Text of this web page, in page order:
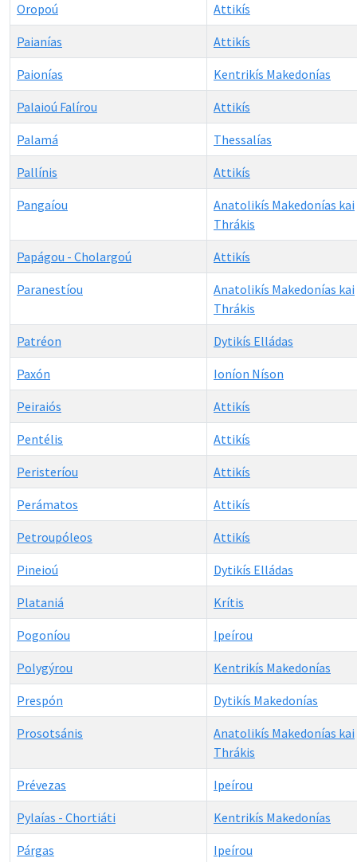
Oropoú Attikís
Paianías Attikís
Paionías Kentrikís Makedonías
Palaioú Falírou Attikís
Palamá Thessalías
Pallínis Attikís
Pangaíou
Anatolikís Makedonías kai
Thrákis
Papágou - Cholargoú Attikís
Paranestíou
Anatolikís Makedonías kai
Thrákis
Patréon Dytikís Elládas
Paxón Ioníon Níson
Peiraiós Attikís
Pentélis Attikís
Peristeríou Attikís
Perámatos Attikís
Petroupóleos Attikís
Pineioú Dytikís Elládas
Plataniá Krítis
Pogoníou Ipeírou
Polygýrou Kentrikís Makedonías
Prespón Dytikís Makedonías
Prosotsánis
Anatolikís Makedonías kai
Thrákis
Prévezas Ipeírou
Pylaías - Chortiáti Kentrikís Makedonías
Párgas Ipeírou